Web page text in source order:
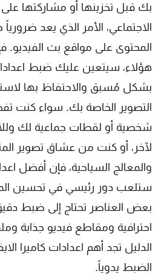
بك قبل تخزينها أو مشاركتها
الاجتماعي، الأمر الذي يعد ضرورياً
المحتوى على مواقع بث الفيديو.
هؤلاء، سيتعين عليك ضبط
بشكل مُسبق والاحتفاظ بها
التصوير الخاصة بك. سواء كنت
شخصية أو لقطات جماعية لك
لآخر، أو كنت من عشاق تصوير
والمعالج السياحية، فإن أفضل
ستلعب دور رئيسي في تحسين
بعض العناصر تحتاج إلى ضبط
احترافية ومقاطع فيديو جذابة
الدليل تجد أهم اعدادات كاميرا
الضبط يدوياً.